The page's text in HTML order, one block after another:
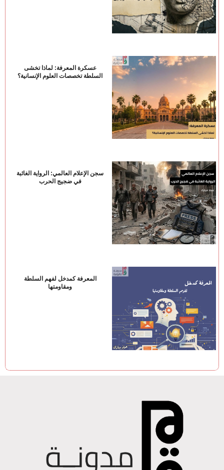
عسكرة المعرفة: لماذا تخشى
السلطة تخصصات العلوم الإنسانية؟
سجن الإعلام العالمي: الرواية الغائبة
في ضجيج الحرب
المعرفة كمدخل لفهم السلطة
ومقاومتها